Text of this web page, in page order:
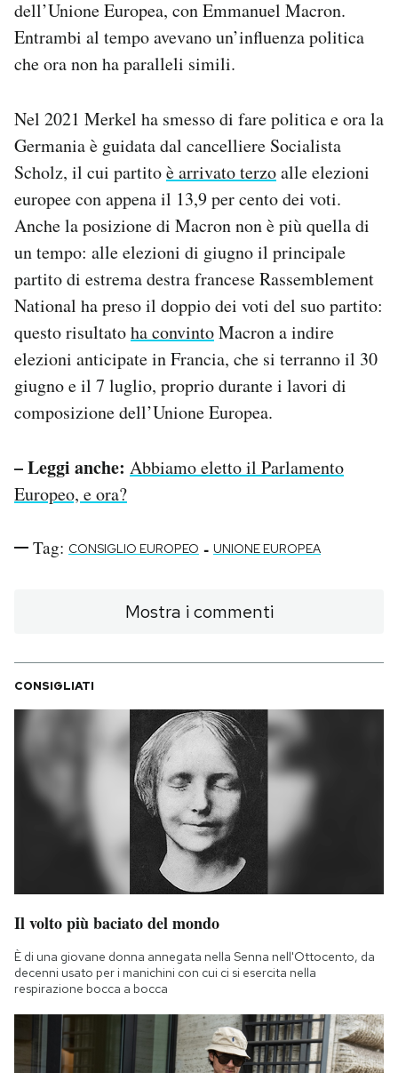
dell’Unione Europea, con Emmanuel Macron.
Entrambi al tempo avevano un’influenza politica
che ora non ha paralleli simili.
Nel 2021 Merkel ha smesso di fare politica e ora la
Germania è guidata dal cancelliere Socialista
Scholz, il cui partitoè arrivato terzoalle elezioni
europee con appena il 13,9 per cento dei voti.
Anche la posizione di Macron non è più quella di
un tempo: alle elezioni di giugno il principale
partito di estrema destra francese Rassemblement
National ha preso il doppio dei voti del suo partito:
questo risultatoha convintoMacron a indire
elezioni anticipate in Francia, che si terranno il 30
giugno e il 7 luglio, proprio durante i lavori di
composizione dell’Unione Europea.
– Leggi anche: Abbiamo eletto il Parlamento
Europeo, e ora?
Tag: CONSIGLIO EUROPEO - UNIONE EUROPEA
Mostra i commenti
CONSIGLIATI
Il volto più baciato del mondo
È di una giovane donna annegata nella Senna nell'Ottocento, da
decenni usato per i manichini con cui ci si esercita nella
respirazione bocca a bocca